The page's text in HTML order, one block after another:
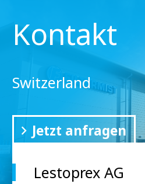
Kontakt
Switzerland
Jetzt anfragen
Lestoprex AG